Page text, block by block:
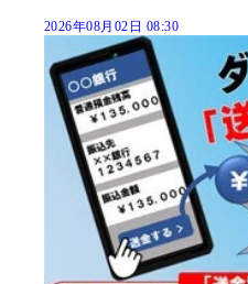
2026年08月02日 08:30